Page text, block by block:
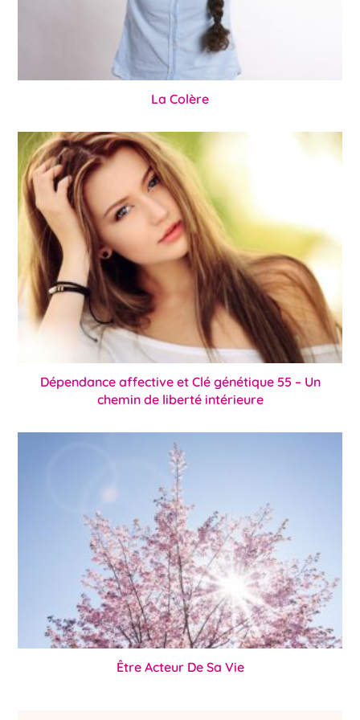
La Colère
Dépendance affective et Clé génétique 55 – Un
chemin de liberté intérieure
Être Acteur De Sa Vie